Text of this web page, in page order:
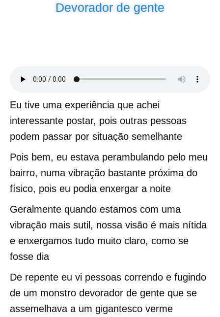
Devorador de gente
Eu tive uma experiência que achei
interessante postar, pois outras pessoas
podem passar por situação semelhante
Pois bem, eu estava perambulando pelo meu
bairro, numa vibração bastante próxima do
físico, pois eu podia enxergar a noite
Geralmente quando estamos com uma
vibração mais sutil, nossa visão é mais nítida
e enxergamos tudo muito claro, como se
fosse dia
De repente eu vi pessoas correndo e fugindo
de um monstro devorador de gente que se
assemelhava a um gigantesco verme